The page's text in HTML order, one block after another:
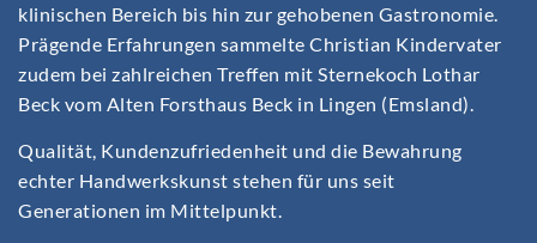
klinischen Bereich bis hin zur gehobenen Gastronomie.
Prägende Erfahrungen sammelte Christian Kindervater
zudem bei zahlreichen Treffen mit Sternekoch Lothar
Beck vom Alten Forsthaus Beck in Lingen (Emsland).
Qualität, Kundenzufriedenheit und die Bewahrung
echter Handwerkskunst stehen für uns seit
Generationen im Mittelpunkt.